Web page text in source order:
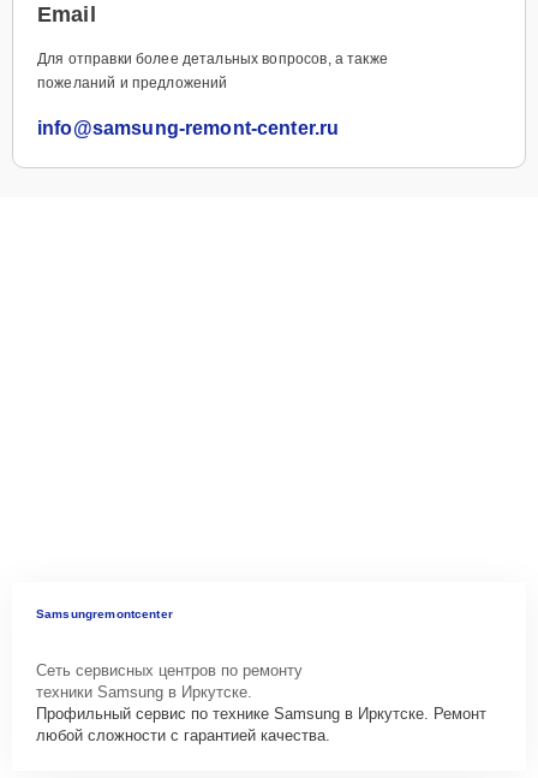
Email
Для отправки более детальных вопросов, а также
пожеланий и предложений
info@samsung-remont-center.ru
Samsungremontcenter
Сеть сервисных центров по ремонту
техники Samsung в Иркутске.
Профильный сервис по технике Samsung в Иркутске. Ремонт
любой сложности с гарантией качества.